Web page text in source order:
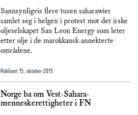
Sannsynligvis flere tusen saharawier
samlet seg i helgen i protest mot det irske
oljeselskapet San Leon Energy som leter
etter olje i de marokkansk-annekterte
områdene.
Publisert 15. oktober 2015
Norge ba om Vest-Sahara-
menneskerettigheter i FN